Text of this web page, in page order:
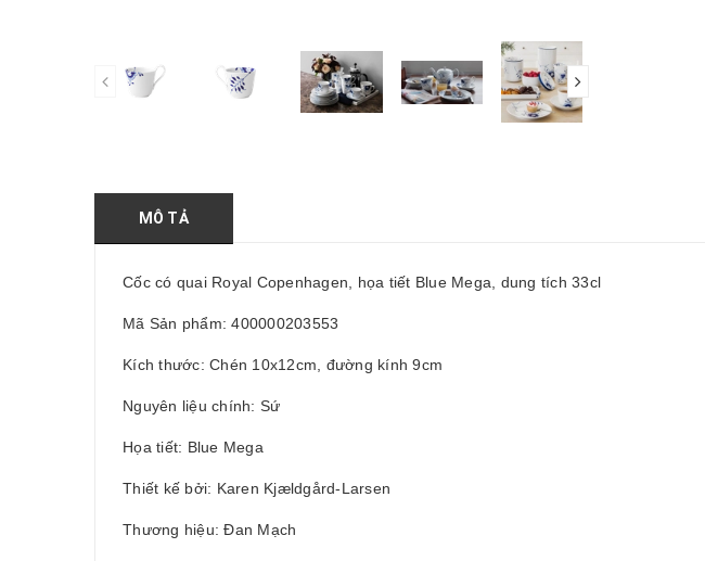
MÔ TẢ
Cốc có quai Royal Copenhagen, họa tiết Blue Mega, dung tích 33cl
Mã Sản phẩm: 400000203553
Kích thước: Chén 10x12cm, đường kính 9cm
Nguyên liệu chính: Sứ
Họa tiết: Blue Mega
Thiết kế bởi: Karen Kjældgård-Larsen
Thương hiệu: Đan Mạch